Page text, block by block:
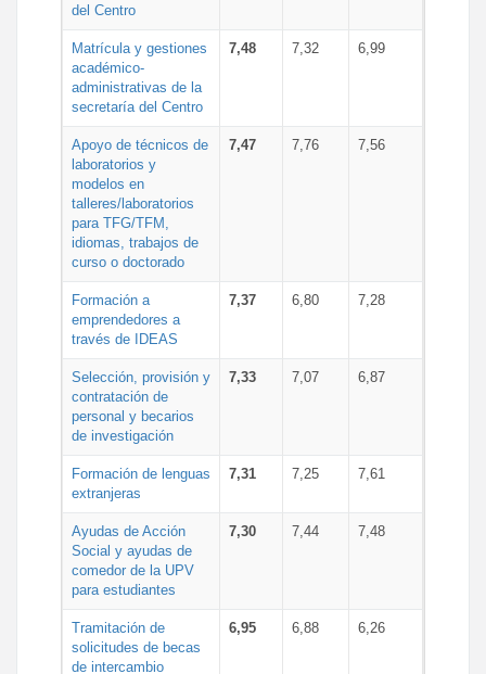
del Centro
Matrícula y gestiones
académico-
administrativas de la
secretaría del Centro
7,48 7,32 6,99
Apoyo de técnicos de
laboratorios y
modelos en
talleres/laboratorios
para TFG/TFM,
idiomas, trabajos de
curso o doctorado
7,47 7,76 7,56
Formación a
emprendedores a
través de IDEAS
7,37 6,80 7,28
Selección, provisión y
contratación de
personal y becarios
de investigación
7,33 7,07 6,87
Formación de lenguas
extranjeras
7,31 7,25 7,61
Ayudas de Acción
Social y ayudas de
comedor de la UPV
para estudiantes
7,30 7,44 7,48
Tramitación de
solicitudes de becas
de intercambio
6,95 6,88 6,26